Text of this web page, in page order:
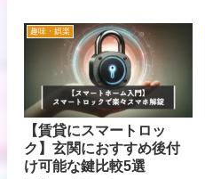
を使うべきかそれぞれメリッ
ト・デメリットを把握しよう！
趣味・娯楽
【賃貸にスマートロッ
ク】玄関におすすめ後付
け可能な鍵比較5選